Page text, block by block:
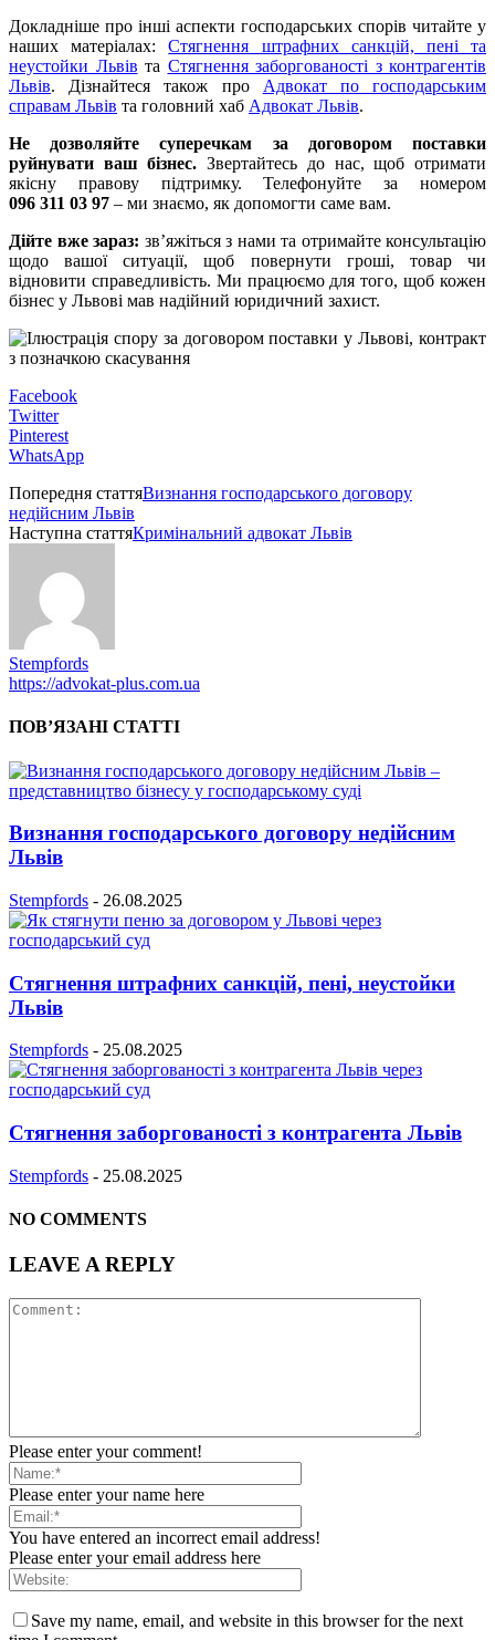
Докладніше про інші аспекти господарських спорів читайте у
наших матеріалах:Стягнення штрафних санкцій, пені та
неустойки Львів та Стягнення заборгованості з контрагентів
Львів. Дізнайтеся також про Адвокат по господарським
справам Львів та головний хаб Адвокат Львів.
Не дозволяйте суперечкам за договором поставки
руйнувати ваш бізнес. Звертайтесь до нас, щоб отримати
якісну правову підтримку. Телефонуйте за номером
096 311 03 97 – ми знаємо, як допомогти саме вам.
Дійте вже зараз: зв’яжіться з нами та отримайте консультацію
щодо вашої ситуації, щоб повернути гроші, товар чи
відновити справедливість. Ми працюємо для того, щоб кожен
бізнес у Львові мав надійний юридичний захист.
Facebook
Twitter
Pinterest
WhatsApp
Попередня статтяВизнання господарського договору
недійсним Львів
Наступна статтяКримінальний адвокат Львів
Stempfords
https://advokat-plus.com.ua
ПОВ’ЯЗАНІ СТАТТІ
Визнання господарського договору недійсним
Львів
Stempfords - 26.08.2025
Стягнення штрафних санкцій, пені, неустойки
Львів
Stempfords - 25.08.2025
Стягнення заборгованості з контрагента Львів
Stempfords - 25.08.2025
NO COMMENTS
LEAVE A REPLY
Please enter your comment!
Please enter your name here
You have entered an incorrect email address!
Please enter your email address here
Save my name, email, and website in this browser for the next